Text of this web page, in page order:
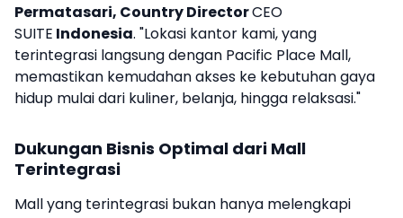
Permatasari, Country DirectorCEO
SUITE Indonesia. "Lokasi kantor kami, yang
terintegrasi langsung dengan Pacific Place Mall,
memastikan kemudahan akses ke kebutuhan gaya
hidup mulai dari kuliner, belanja, hingga relaksasi."
Dukungan Bisnis Optimal dari Mall
Terintegrasi
Mall yang terintegrasi bukan hanya melengkapi